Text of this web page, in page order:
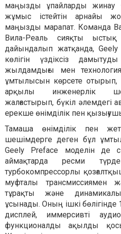
маңызды ұпайларды жинау
жұмыс істейтін арнайы
маңызды марапат. Команда
Вила-Реаль сияқты ыстық
дайындалып жатқанда,
көлігін үздіксіз
жылдамдығы мен
ұмтылысын көрсете отырып,
арқылы инженерлік
жалғастырып, бүкіл әлемдегі
ерекше өнімділік пен
Тамаша өнімділік пен
шешімдерге деген бұл
Geely Preface моделін де
аймақтарда ресми
турбокомпрессорлы
муфталы трансмиссиямен
тұрақты және
ұсынады. Оның ішкі
дисплей, иммерсивті
функционалды ақылды